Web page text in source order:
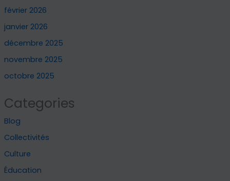
février 2026
janvier 2026
décembre 2025
novembre 2025
octobre 2025
Categories
Blog
Collectivités
Culture
Éducation